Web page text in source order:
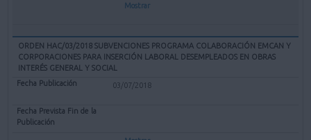
Mostrar
ORDEN HAC/03/2018 SUBVENCIONES PROGRAMA COLABORACIÓN EMCAN Y
CORPORACIONES PARA INSERCIÓN LABORAL DESEMPLEADOS EN OBRAS
INTERÉS GENERAL Y SOCIAL
03/07/2018